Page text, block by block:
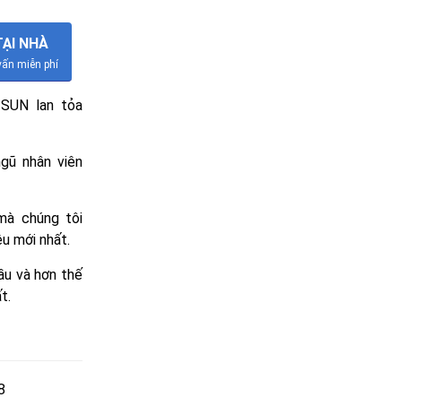
NHÀ
miễn phí
lan tỏa
nhân viên
chúng tôi
mới nhất.
và hơn thế